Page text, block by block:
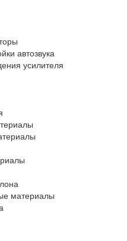
автозвука
усилителя
материалы